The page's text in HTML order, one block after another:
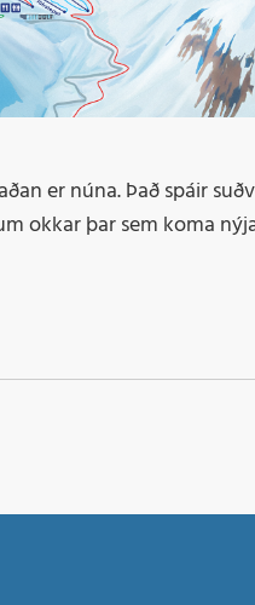
er núna. Það spáir
okkar þar sem koma